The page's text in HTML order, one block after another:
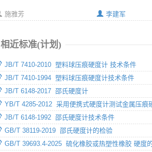
施雅芳 李建军
相近标准(计划)
JB/T 7410-2010 塑料球压痕硬度计 技术条件
JB/T 7410-1994 塑料球压痕硬度计技术条件
JB/T 6148-2017 邵氏硬度计
YB/T 4285-2012 采用便携式硬度计测试金属压痕
JB/T 6148-1992 邵氏硬度计技术条件
GB/T 38119-2019 邵氏硬度计的检验
GB/T 39693.4-2025 硫化橡胶或热塑性橡胶 硬度